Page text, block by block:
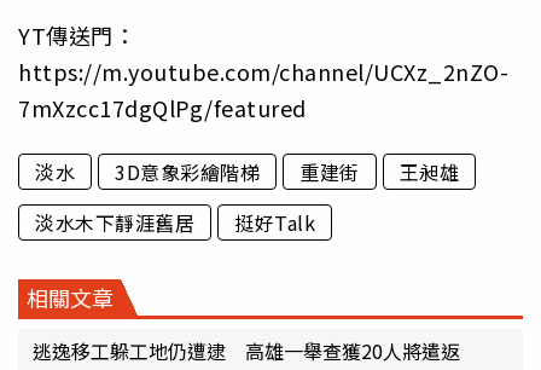
YT傳送門：
https://m.youtube.com/channel/UCXz_2nZO-
7mXzcc17dgQlPg/featured
淡水 3D意象彩繪階梯 重建街
王昶雄
淡水木下靜涯舊居
挺好Talk
相關文章
逃逸移工躲工地仍遭逮 高雄一舉查獲20人將遣返